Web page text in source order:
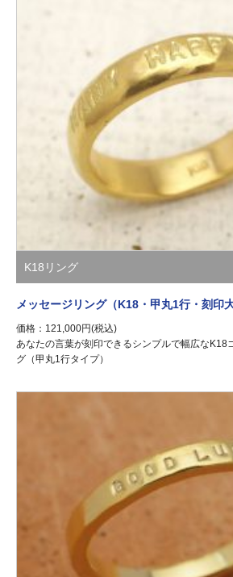
K18リング
メッセージリング（K18・甲丸1行・刻印
価格：121,000円(税込)
あなたの言葉が刻印できるシンプルで幅広なK18
グ（甲丸1行タイプ）